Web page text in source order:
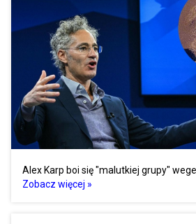
Alex Karp boi się "malutkiej grupy"
Zobacz więcej »